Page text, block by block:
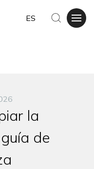
ES
la
de